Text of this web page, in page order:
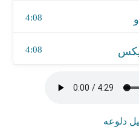
4:08
4:08
دلوعه